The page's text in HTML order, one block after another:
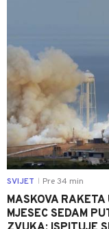
SVIJET Pre 34 min
MASKOVA RAKETA
MJESEC SEDAM